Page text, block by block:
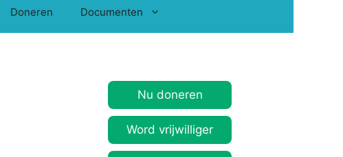
Doneren Documenten
Nu doneren
Word vrijwilliger